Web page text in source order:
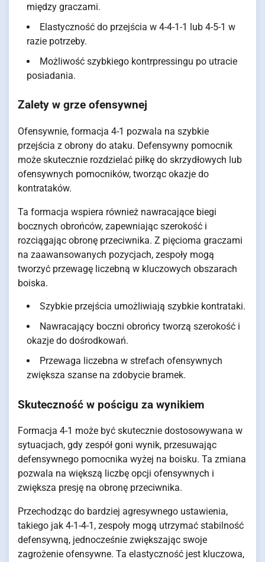
między graczami.
Elastyczność do przejścia w 4-4-1-1 lub 4-5-1 w
razie potrzeby.
Możliwość szybkiego kontrpressingu po utracie
posiadania.
Zalety w grze ofensywnej
Ofensywnie, formacja 4-1 pozwala na szybkie
przejścia z obrony do ataku. Defensywny pomocnik
może skutecznie rozdzielać piłkę do skrzydłowych lub
ofensywnych pomocników, tworząc okazje do
kontrataków.
Ta formacja wspiera również nawracające biegi
bocznych obrońców, zapewniając szerokość i
rozciągając obronę przeciwnika. Z pięcioma graczami
na zaawansowanych pozycjach, zespoły mogą
tworzyć przewagę liczebną w kluczowych obszarach
boiska.
Szybkie przejścia umożliwiają szybkie kontrataki.
Nawracający boczni obrońcy tworzą szerokość i
okazje do dośrodkowań.
Przewaga liczebna w strefach ofensywnych
zwiększa szanse na zdobycie bramek.
Skuteczność w pościgu za wynikiem
Formacja 4-1 może być skutecznie dostosowywana w
sytuacjach, gdy zespół goni wynik, przesuwając
defensywnego pomocnika wyżej na boisku. Ta zmiana
pozwala na większą liczbę opcji ofensywnych i
zwiększa presję na obronę przeciwnika.
Przechodząc do bardziej agresywnego ustawienia,
takiego jak 4-1-4-1, zespoły mogą utrzymać stabilność
defensywną, jednocześnie zwiększając swoje
zagrożenie ofensywne. Ta elastyczność jest kluczowa,